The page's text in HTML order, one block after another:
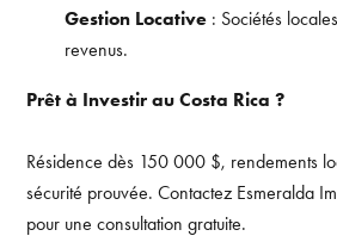
Gestion Locative : Sociétés
revenus.
Prêt à Investir au Costa Rica ?
Résidence dès 150 000 $, rendements
sécurité prouvée. Contactez Esmeralda
pour une consultation gratuite.